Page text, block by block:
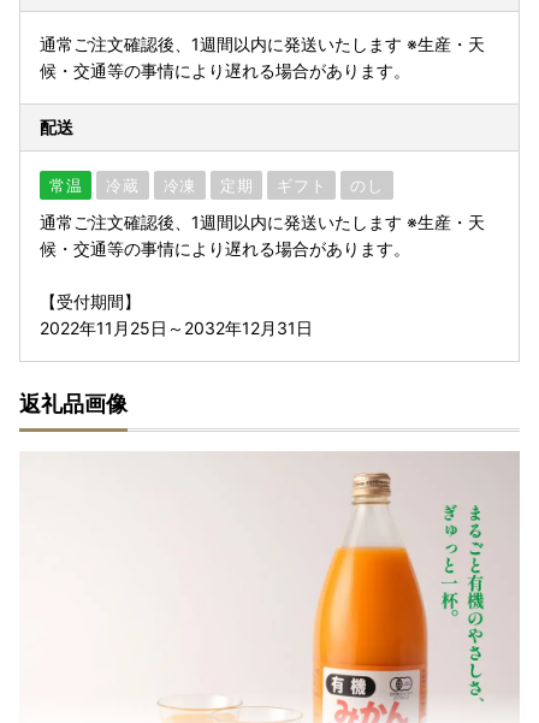
通常ご注文確認後、1週間以内に発送いたします ※生産・天
候・交通等の事情により遅れる場合があります。
配送
常温 冷蔵 冷凍 定期 ギフト のし
通常ご注文確認後、1週間以内に発送いたします ※生産・天
候・交通等の事情により遅れる場合があります。
【受付期間】
2022年11月25日～2032年12月31日
返礼品画像